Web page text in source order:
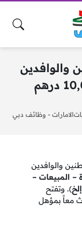
والوافدين
الامارات - وظائف دبي
والوافدين
– المبيعات –
). وتفتح
معاً بمؤهل